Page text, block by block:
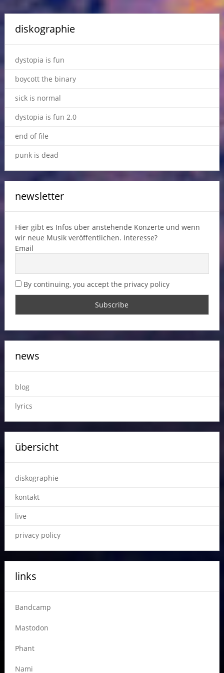
diskographie
dystopia is fun
boycott the binary
sick is normal
dystopia is fun 2.0
end of file
punk is dead
newsletter
Hier gibt es Infos über anstehende Konzerte und wenn
wir neue Musik veröffentlichen. Interesse?
Email
By continuing, you accept the privacy policy
news
blog
lyrics
übersicht
diskographie
kontakt
live
privacy policy
links
Bandcamp
Mastodon
Phant
Nami